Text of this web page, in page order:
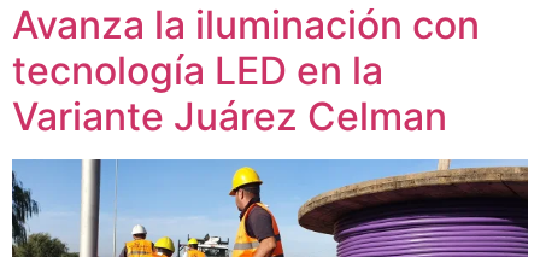
Avanza la iluminación con
tecnología LED en la
Variante Juárez Celman